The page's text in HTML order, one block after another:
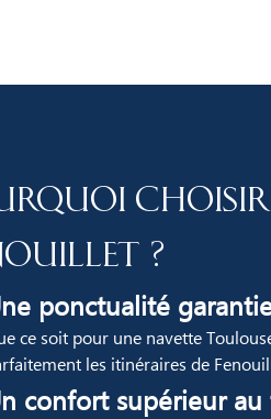
?
ponctualité
ce soit pour une navette
les itinéraires de
confort supérieur au